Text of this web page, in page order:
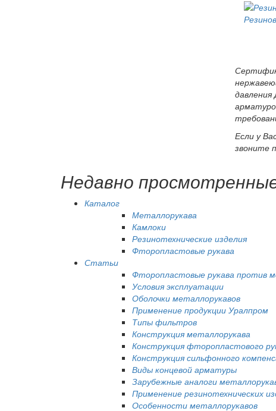
Если у
звоните
Недавно
Каталог
Металлорукава
Камлоки
Резинотехнические изделия
Фторопластовые рукава
Статьи
Фторопластовые рукава против
Условия эксплуатации
Оболочки металлорукавов
Применение продукции Уралпром
Типы фильтров
Конструкция металлорукава
Конструкция фторопластового
Конструкция сильфонного
Виды концевой арматуры
Зарубежные аналоги
Применение резинотехнических
Особенности металлорукавов